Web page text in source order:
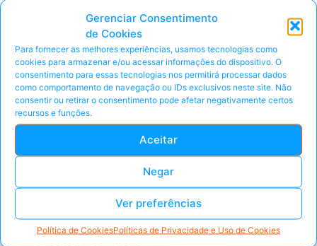
Gerenciar Consentimento
de Cookies
Para fornecer as melhores experiências, usamos tecnologias como
cookies para armazenar e/ou acessar informações do dispositivo. O
consentimento para essas tecnologias nos permitirá processar dados
como comportamento de navegação ou IDs exclusivos neste site. Não
consentir ou retirar o consentimento pode afetar negativamente certos
recursos e funções.
Aceitar
Negar
Ver preferências
Política de CookiesPolíticas de Privacidade e Uso de Cookies
Produtos relacionados
E-Book E-Book